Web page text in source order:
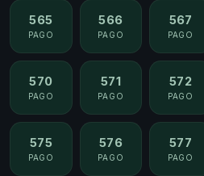
565
PAGO
566
PAGO
567
PAGO
570
PAGO
571
PAGO
572
PAGO
575
PAGO
576
PAGO
577
PAGO